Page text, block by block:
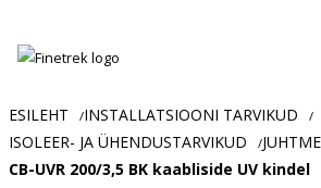
Usaldusväärne
ja
tööstusautomaatika
pood
ESILEHT /INSTALLATSIOONI TARVIKUD /
ISOLEER- JA ÜHENDUSTARVIKUD /
CB-UVR 200/3,5 BK kaabliside UV kindel